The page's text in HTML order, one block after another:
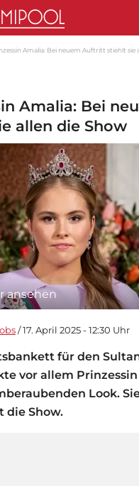
Amalia: Bei neuem Auftritt stiehlt sie
Amalia: Bei
allen die Show
ansehen
/ 17. April 2025 - 12:30 Uhr
für den
vor allem
Look.
die Show.